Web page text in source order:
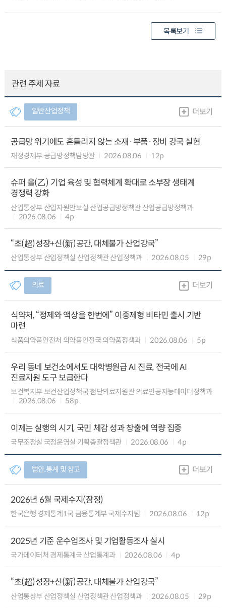
목록보기
관련 주제 자료
일반산업정책 더보기
공급망 위기에도 흔들리지 않는 소재·부품·장비 강국 실현
재정경제부 공급망정책담당관 2026.08.06 12p
슈퍼 을(乙) 기업 육성 및 협력체계 확대로 소부장 생태계
경쟁력 강화
산업통상부 산업자원안보실 산업공급망정책관 산업공급망정책과
2026.08.06
4p
“초(超)성장+신(新)공간, 대체불가 산업강국”
산업통상부 산업정책실 산업정책관 산업정책과 2026.08.05 29p
의료 더보기
식약처, “정제와 액상을 한번에” 이중제형 비타민 출시 기반
마련
식품의약품안전처 의약품안전국 의약품정책과 2026.08.06 5p
우리 동네 보건소에서도 대학병원급 AI 진료, 전국에 AI
진료지원 도구 보급한다
보건복지부 보건산업정책국 첨단의료지원관 의료인공지능데이터정책과
2026.08.06
58p
이제는 실행의 시기, 국민 체감 성과 창출에 역량 집중
국무조정실 국정운영실 기획총괄정책관 2026.08.06 4p
법안.통계 및 참고 더보기
2026년 6월 국제수지(잠정)
한국은행 경제통계1국 금융통계부 국제수지팀 2026.08.06 12p
2025년 기준 운수업조사 및 기업활동조사 실시
국가데이터처 경제통계국 산업통계과 2026.08.06 4p
“초(超)성장+신(新)공간, 대체불가 산업강국”
산업통상부 산업정책실 산업정책관 산업정책과 2026.08.05 29p